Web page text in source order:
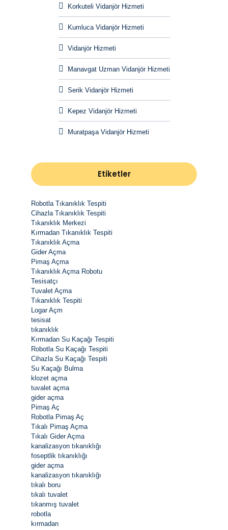
Korkuteli Vidanjör Hizmeti
Kumluca Vidanjör Hizmeti
Vidanjör Hizmeti
Manavgat Uzman Vidanjör Hizmeti
Serik Vidanjör Hizmeti
Kepez Vidanjör Hizmeti
Muratpaşa Vidanjör Hizmeti
Etiketler
Robotla Tıkanıklık Tespiti
Cihazla Tıkanıklık Tespiti
Tıkanıklık Merkezi
Kırmadan Tıkanıklık Tespiti
Tıkanıklık Açma
Gider Açma
Pimaş Açma
Tıkanıklık Açma Robotu
Tesisatçı
Tuvalet Açma
Tıkanıklık Tespiti
Logar Açm
tesisat
tıkanıklık
Kırmadan Su Kaçağı Tespiti
Robotla Su Kaçağı Tespiti
Cihazla Su Kaçağı Tespiti
Su Kaçağı Bulma
klozet açma
tuvalet açma
gider açma
Pimaş Aç
Robotla Pimaş Aç
Tıkalı Pimaş Açma
Tıkalı Gider Açma
kanalizasyon tıkanıklığı
foseptlik tıkanıklığı
gider açma
kanalizasyon tıkanıklığı
tıkalı boru
tıkalı tuvalet
tıkanmış tuvalet
robotla
kırmadan